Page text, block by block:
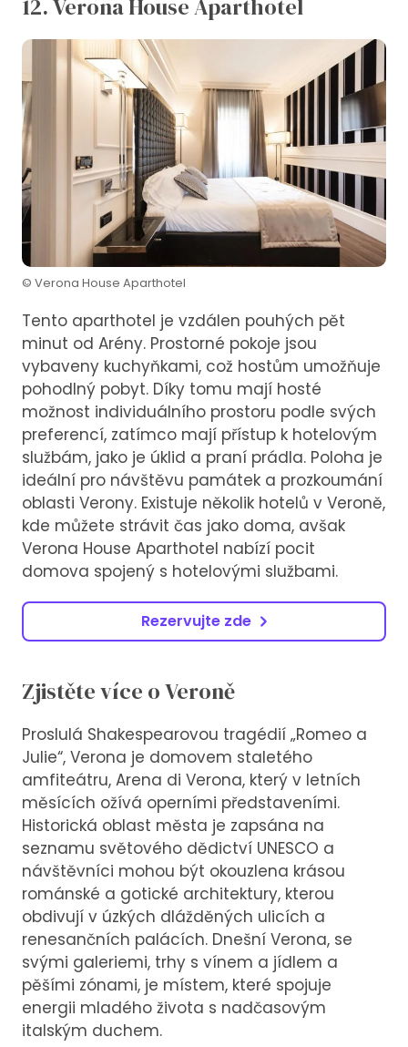
12. Verona House Aparthotel
© Verona House Aparthotel
Tento aparthotel je vzdálen pouhých pět
minut od Arény. Prostorné pokoje jsou
vybaveny kuchyňkami, což hostům umožňuje
pohodlný pobyt. Díky tomu mají hosté
možnost individuálního prostoru podle svých
preferencí, zatímco mají přístup k hotelovým
službám, jako je úklid a praní prádla. Poloha je
ideální pro návštěvu památek a prozkoumání
oblasti Verony. Existuje několik hotelů v Veroně,
kde můžete strávit čas jako doma, avšak
Verona House Aparthotel nabízí pocit
domova spojený s hotelovými službami.
Rezervujte zde
Zjistěte více o Veroně
Proslulá Shakespearovou tragédií „Romeo a
Julie“, Verona je domovem staletého
amfiteátru, Arena di Verona, který v letních
měsících ožívá operními představeními.
Historická oblast města je zapsána na
seznamu světového dědictví UNESCO a
návštěvníci mohou být okouzlena krásou
románské a gotické architektury, kterou
obdivují v úzkých dlážděných ulicích a
renesančních palácích. Dnešní Verona, se
svými galeriemi, trhy s vínem a jídlem a
pěšími zónami, je místem, které spojuje
energii mladého života s nadčasovým
italským duchem.